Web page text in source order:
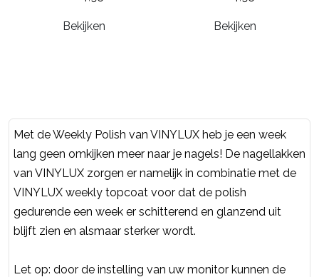
Bekijken Bekijken
Met de Weekly Polish van VINYLUX heb je een week
lang geen omkijken meer naar je nagels! De nagellakken
van VINYLUX zorgen er namelijk in combinatie met de
VINYLUX weekly topcoat voor dat de polish
gedurende een week er schitterend en glanzend uit
blijft zien en alsmaar sterker wordt.
Let op: door de instelling van uw monitor kunnen de